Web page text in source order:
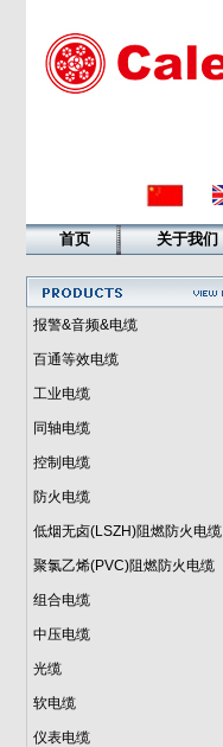
首页 关于我们
报警&音频&电缆
百通等效电缆
工业电缆
同轴电缆
控制电缆
防火电缆
低烟无卤(LSZH)阻燃防火电缆
聚氯乙烯(PVC)阻燃防火电缆
组合电缆
中压电缆
光缆
软电缆
仪表电缆